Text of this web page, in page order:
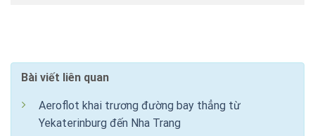
Bài viết liên quan
Aeroflot khai trương đường bay thẳng từ
Yekaterinburg đến Nha Trang